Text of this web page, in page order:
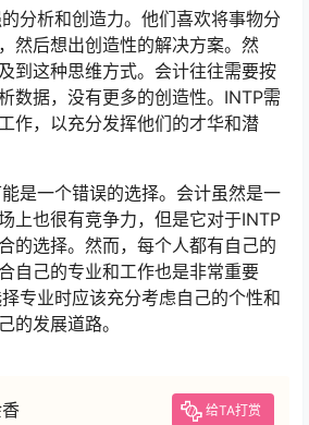
分析和创造力。他们喜欢将事物分
然后想出创造性的解决方案。然
到这种思维方式。会计往往需要按
数据，没有更多的创造性。INTP需
作，以充分发挥他们的才华和潜
是一个错误的选择。会计虽然是一
上也很有竞争力，但是它对于INTP
的选择。然而，每个人都有自己的
自己的专业和工作也是非常重要
专业时应该充分考虑自己的个性和
的发展道路。
给TA打赏